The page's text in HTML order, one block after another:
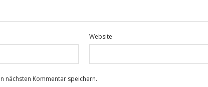
Website
nächsten Kommentar speichern.